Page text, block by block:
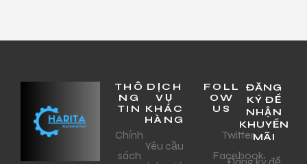
THÔ
NG
TIN
Chính
sách
DỊCH
VỤ
KHÁC
HÀNG
Yêu cầu
FOLL
OW
US
Twitter
Facebook
ĐĂNG
KÝ ĐỂ
NHẬN
KHUYẾN
MÃI